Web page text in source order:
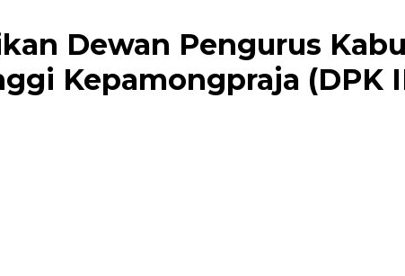
Dewan Pengurus
Kepamongpraja (DPK